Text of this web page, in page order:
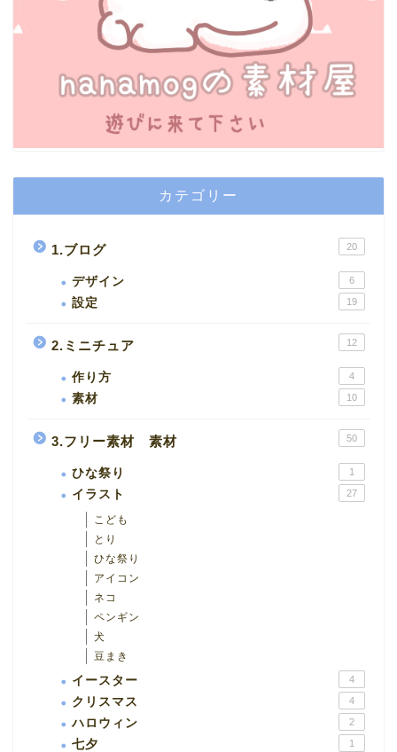
カテゴリー
1.ブログ 20
デザイン 6
設定 19
2.ミニチュア 12
作り方 4
素材 10
3.フリー素材 素材 50
ひな祭り 1
イラスト 27
こども
とり
ひな祭り
アイコン
ネコ
ペンギン
犬
豆まき
イースター 4
クリスマス 4
ハロウィン 2
七夕 1